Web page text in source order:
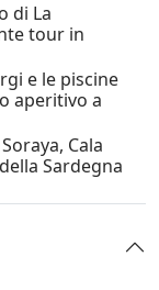
di La
tour in
e le piscine
aperitivo a
Cala
Sardegna